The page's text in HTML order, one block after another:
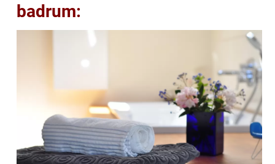
badrum: